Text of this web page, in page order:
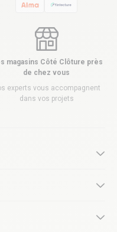
magasins Côté Clôture près
de chez vous
experts vous accompagnent
dans vos projets